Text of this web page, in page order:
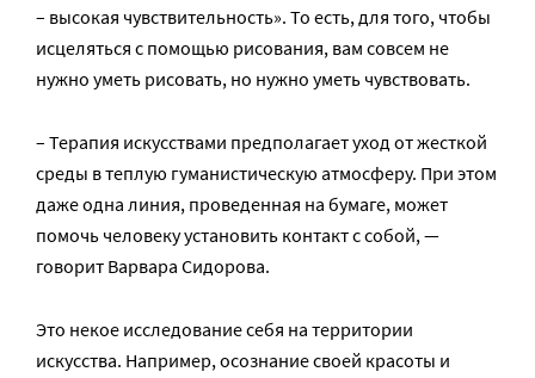
– высокая чувствительность». То есть, для того, чтобы
исцеляться с помощью рисования, вам совсем не
нужно уметь рисовать, но нужно уметь чувствовать.
– Терапия искусствами предполагает уход от жесткой
среды в теплую гуманистическую атмосферу. При этом
даже одна линия, проведенная на бумаге, может
помочь человеку установить контакт с собой, —
говорит Варвара Сидорова.
Это некое исследование себя на территории
искусства. Например, осознание своей красоты и